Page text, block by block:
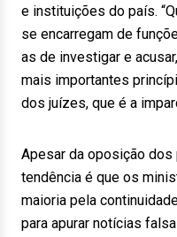
e instituições do país.
se encarregam de
as de investigar e
mais importantes
dos juízes, que é a
Apesar da oposição
tendência é que os
maioria pela
para apurar notícias